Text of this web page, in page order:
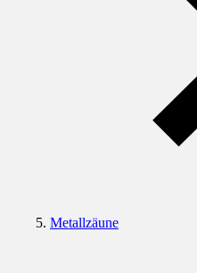
Metallzäune